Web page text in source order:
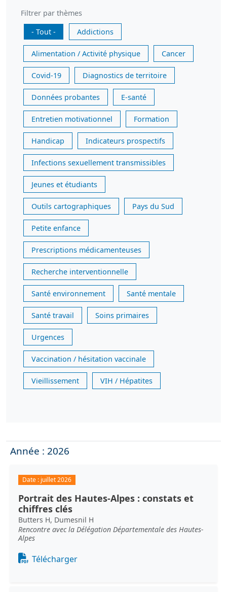
Filtrer par thèmes
- Tout -
Addictions
Alimentation / Activité physique Cancer
Covid-19 Diagnostics de territoire
Données probantes E-santé
Entretien motivationnel Formation
Handicap Indicateurs prospectifs
Infections sexuellement transmissibles
Jeunes et étudiants
Outils cartographiques Pays du Sud
Petite enfance
Prescriptions médicamenteuses
Recherche interventionnelle
Santé environnement Santé mentale
Santé travail Soins primaires
Urgences
Vaccination / hésitation vaccinale
Vieillissement VIH / Hépatites
Année : 2026
Date : juillet 2026
Portrait des Hautes-Alpes : constats et
chiffres clés
Butters H, Dumesnil H
Rencontre avec la Délégation Départementale des Hautes-
Alpes
Document
Télécharger